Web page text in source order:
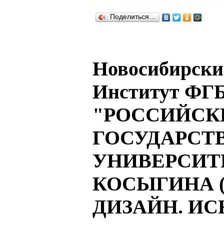
Поделиться…
Институт
КОСЫГИНА
ДИЗАЙН.